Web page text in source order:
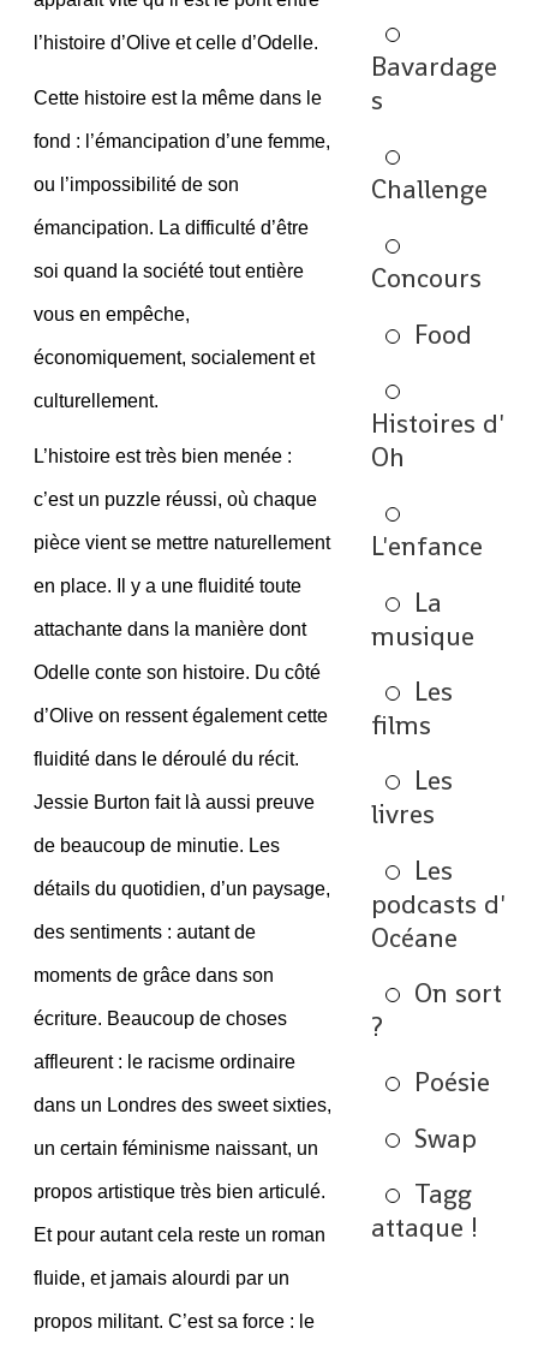
l’histoire d’Olive et celle d’Odelle.
Cette histoire est la même dans le
fond : l’émancipation d’une femme,
ou l’impossibilité de son
émancipation. La difficulté d’être
soi quand la société tout entière
vous en empêche,
économiquement, socialement et
culturellement.
L’histoire est très bien menée :
c’est un puzzle réussi, où chaque
pièce vient se mettre naturellement
en place. Il y a une fluidité toute
attachante dans la manière dont
Odelle conte son histoire. Du côté
d’Olive on ressent également cette
fluidité dans le déroulé du récit.
Jessie Burton fait là aussi preuve
de beaucoup de minutie. Les
détails du quotidien, d’un paysage,
des sentiments : autant de
moments de grâce dans son
écriture. Beaucoup de choses
affleurent : le racisme ordinaire
dans un Londres des sweet sixties,
un certain féminisme naissant, un
propos artistique très bien articulé.
Et pour autant cela reste un roman
fluide, et jamais alourdi par un
propos militant. C’est sa force : le
Bavardage
s
Challenge
Concours
Food
Histoires d'
Oh
L'enfance
La
musique
Les
films
Les
livres
Les
podcasts d'
Océane
On sort
?
Poésie
Swap
Tagg
attaque !